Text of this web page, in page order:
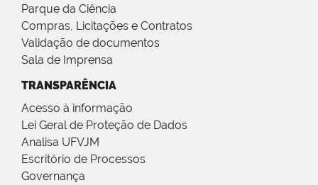
Parque da Ciência
Compras, Licitações e Contratos
Validação de documentos
Sala de Imprensa
TRANSPARÊNCIA
Acesso à informação
Lei Geral de Proteção de Dados
Analisa UFVJM
Escritório de Processos
Governança